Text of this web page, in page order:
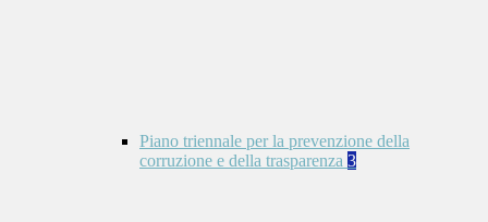
Piano triennale per la prevenzione della
corruzione e della trasparenza 3